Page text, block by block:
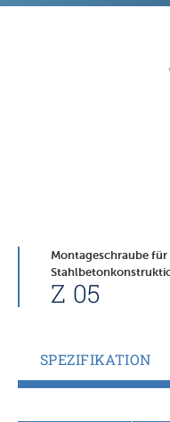
Montageschraube
Z 05
SPEZIFIKATION